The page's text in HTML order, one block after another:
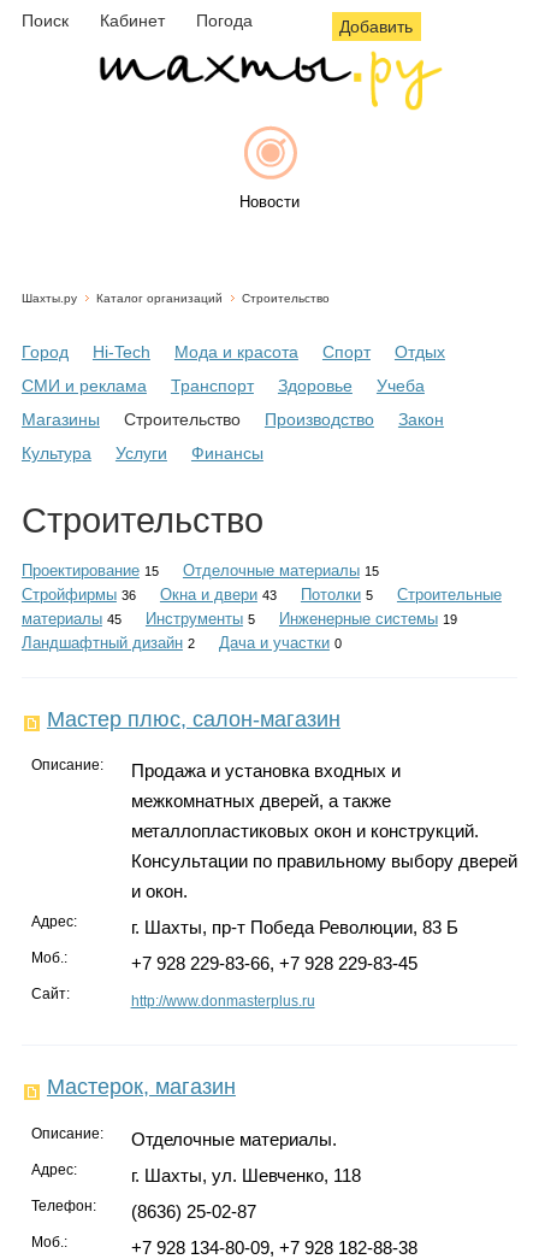
Поиск Кабинет Погода Добавить
Новости
Объявления
Гороскоп
Фотогалерея
Шахты.ру Каталог организаций Строительство
Город Hi-Tech Мода и красота Спорт
Отдых
СМИ и реклама
Транспорт Здоровье
Учеба
Магазины
Строительство Производство
Закон
Культура
Услуги Финансы
Строительство
Проектирование 15 Отделочные материалы 15
Стройфирмы 36 Окна и двери 43 Потолки 5
Строительные
материалы 45 Инструменты 5 Инженерные системы 19
Ландшафтный дизайн 2 Дача и участки 0
Мастер плюс, салон-магазин
Описание:
Продажа и установка входных и
межкомнатных дверей, а также
металлопластиковых окон и конструкций.
Консультации по правильному выбору дверей
и окон.
Адрес: г. Шахты, пр-т Победа Революции, 83 Б
Моб.: +7 928 229-83-66, +7 928 229-83-45
Сайт: http://www.donmasterplus.ru
Мастерок, магазин
Описание: Отделочные материалы.
Адрес: г. Шахты, ул. Шевченко, 118
Телефон: (8636) 25-02-87
Моб.: +7 928 134-80-09, +7 928 182-88-38